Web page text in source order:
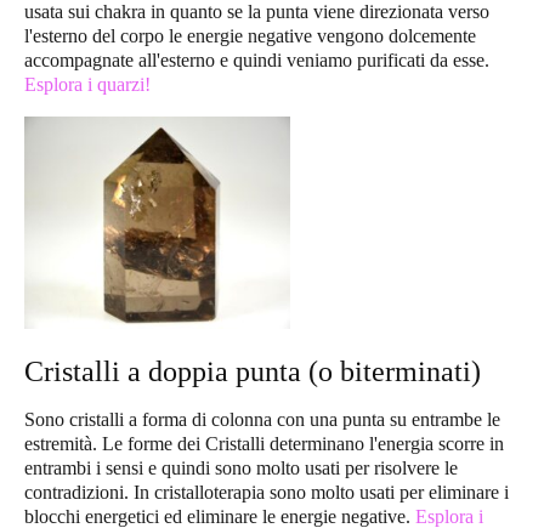
usata sui chakra in quanto se la punta viene direzionata verso
l'esterno del corpo le energie negative vengono dolcemente
accompagnate all'esterno e quindi veniamo purificati da esse.
Esplora i quarzi!
Cristalli a doppia punta (o biterminati)
Sono cristalli a forma di colonna con una punta su entrambe le
estremità. Le forme dei Cristalli determinano l'energia scorre in
entrambi i sensi e quindi sono molto usati per risolvere le
contradizioni. In cristalloterapia sono molto usati per eliminare i
blocchi energetici ed eliminare le energie negative. Esplora i